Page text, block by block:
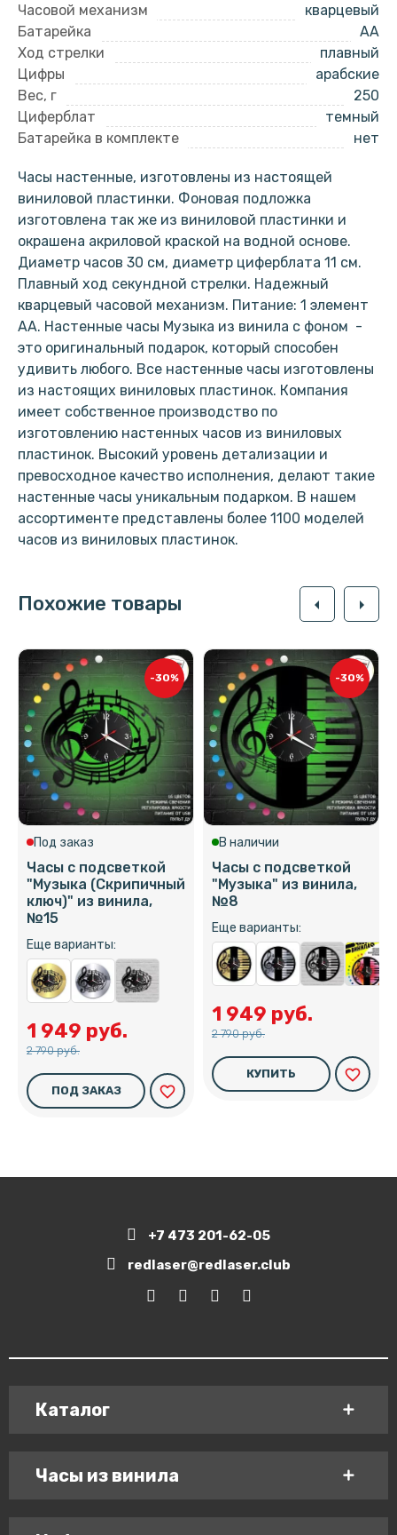
Часовой механизм
кварцевый
Батарейка
AA
Ход стрелки
плавный
Цифры
арабские
Вес, г
250
Циферблат
темный
Батарейка в комплекте
нет
Часы настенные, изготовлены из настоящей
виниловой пластинки. Фоновая подложка
изготовлена так же из виниловой пластинки и
окрашена акриловой краской на водной основе.
Диаметр часов 30 см, диаметр циферблата 11 см.
Плавный ход секундной стрелки. Надежный
кварцевый часовой механизм. Питание: 1 элемент
АА. Настенные часы Музыка из винила с фоном -
это оригинальный подарок, который способен
удивить любого. Все настенные часы изготовлены
из настоящих виниловых пластинок. Компания
имеет собственное производство по
изготовлению настенных часов из виниловых
пластинок. Высокий уровень детализации и
превосходное качество исполнения, делают такие
настенные часы уникальным подарком. В нашем
ассортименте представлены более 1100 моделей
часов из виниловых пластинок.
Похожие товары arrow_left arrow_right
-30%
Под заказ
Часы с подсветкой
"Музыка (Скрипичный
ключ)" из винила,
№15
Еще варианты:
1 949 руб.
2 790 руб.
ПОД ЗАКАЗ favorite_border
-30%
В наличии
Часы с подсветкой
"Музыка" из винила,
№8
Еще варианты:
1 949 руб.
2 790 руб.
КУПИТЬ favorite_border
+7 473 201-62-05
redlaser@redlaser.club
Каталог
Часы из винила